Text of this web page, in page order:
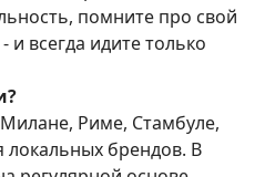
помните про свой
всегда идите только
Риме, Стамбуле,
локальных брендов. В